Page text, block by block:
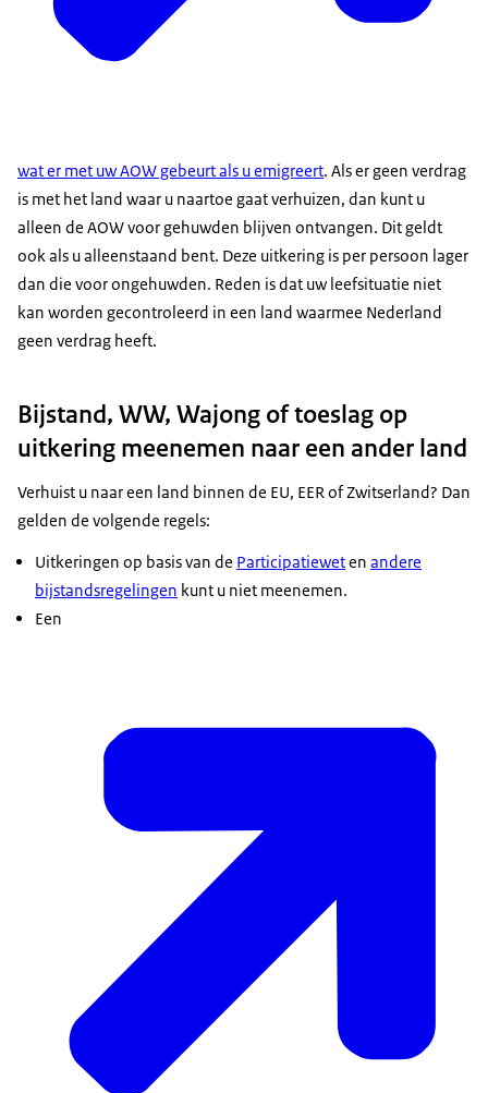
wat er met uw AOW gebeurt als u emigreert. Als er geen verdrag
is met het land waar u naartoe gaat verhuizen, dan kunt u
alleen de AOW voor gehuwden blijven ontvangen. Dit geldt
ook als u alleenstaand bent. Deze uitkering is per persoon lager
dan die voor ongehuwden. Reden is dat uw leefsituatie niet
kan worden gecontroleerd in een land waarmee Nederland
geen verdrag heeft.
Bijstand, WW, Wajong of toeslag op
uitkering meenemen naar een ander land
Verhuist u naar een land binnen de EU, EER of Zwitserland? Dan
gelden de volgende regels:
Uitkeringen op basis van de Participatieweten andere
bijstandsregelingen kunt u niet meenemen.
Een